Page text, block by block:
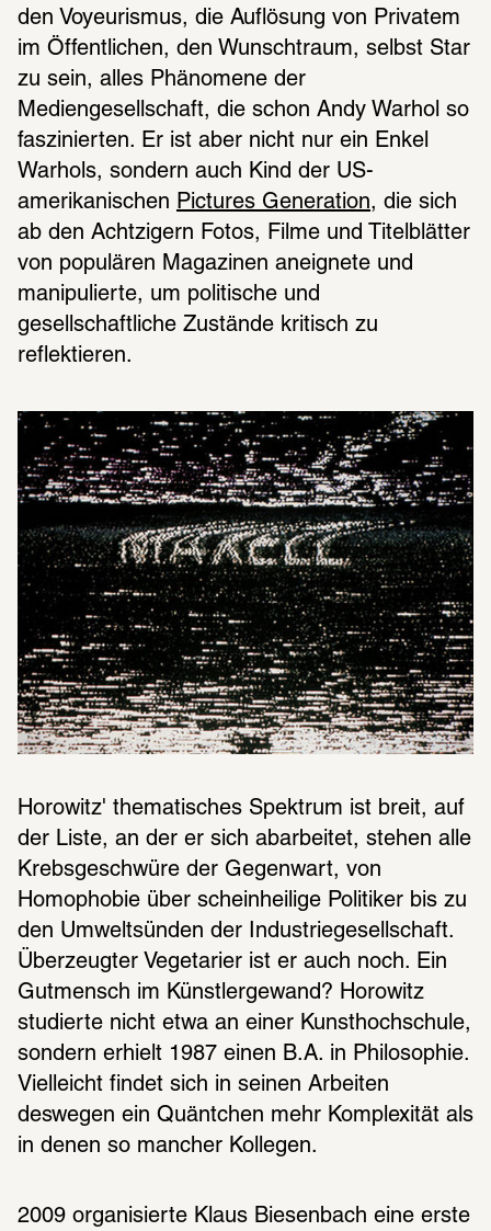
den Voyeurismus, die Auflösung von Privatem
im Öffentlichen, den Wunschtraum, selbst Star
zu sein, alles Phänomene der
Mediengesellschaft, die schon Andy Warhol so
faszinierten. Er ist aber nicht nur ein Enkel
Warhols, sondern auch Kind der US-
amerikanischen Pictures Generation, die sich
ab den Achtzigern Fotos, Filme und Titelblätter
von populären Magazinen aneignete und
manipulierte, um politische und
gesellschaftliche Zustände kritisch zu
reflektieren.
Horowitz' thematisches Spektrum ist breit, auf
der Liste, an der er sich abarbeitet, stehen alle
Krebsgeschwüre der Gegenwart, von
Homophobie über scheinheilige Politiker bis zu
den Umweltsünden der Industriegesellschaft.
Überzeugter Vegetarier ist er auch noch. Ein
Gutmensch im Künstlergewand? Horowitz
studierte nicht etwa an einer Kunsthochschule,
sondern erhielt 1987 einen B.A. in Philosophie.
Vielleicht findet sich in seinen Arbeiten
deswegen ein Quäntchen mehr Komplexität als
in denen so mancher Kollegen.
2009 organisierte Klaus Biesenbach eine erste